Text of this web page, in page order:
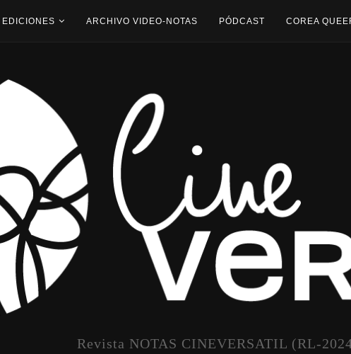
EDICIONES ARCHIVO VIDEO-NOTAS PÓDCAST COREA
Revista NOTAS CINEVERSATIL (RL-